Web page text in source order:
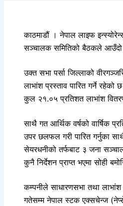
काठमाडौं । नेपाल लाइफ
सञ्चालक समितिको बैठकले आउँदो
उक्त सभा पर्सा जिल्लाको
लाभांश प्रस्ताव पारित गर्ने
कुल २१.०५ प्रतिशत लाभांश
साथै गत आर्थिक वर्षको वार्षिक
उपर छलफल गरी पारित गर्नुका
सेयरधनीको तर्फबाट ३ जना
कुनै निर्देशन प्राप्त भएमा सोही
कम्पनीले साधारणसभा तथा
गतेसम्म नेपाल स्टक एक्सचेन्ज